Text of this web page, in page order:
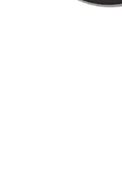
Reparationer og RMA